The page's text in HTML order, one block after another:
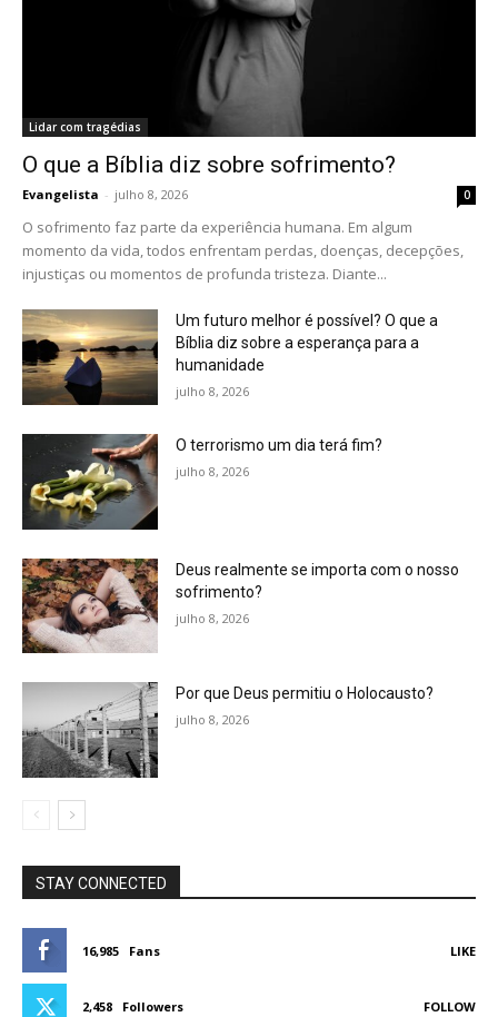
Lidar com tragédias
O que a Bíblia diz sobre sofrimento?
Evangelista - julho 8, 2026 0
O sofrimento faz parte da experiência humana. Em algum
momento da vida, todos enfrentam perdas, doenças, decepções,
injustiças ou momentos de profunda tristeza. Diante...
Um futuro melhor é possível? O que a
Bíblia diz sobre a esperança para a
humanidade
julho 8, 2026
O terrorismo um dia terá fim?
julho 8, 2026
Deus realmente se importa com o nosso
sofrimento?
julho 8, 2026
Por que Deus permitiu o Holocausto?
julho 8, 2026
STAY CONNECTED
16,985 Fans LIKE
2,458 Followers FOLLOW